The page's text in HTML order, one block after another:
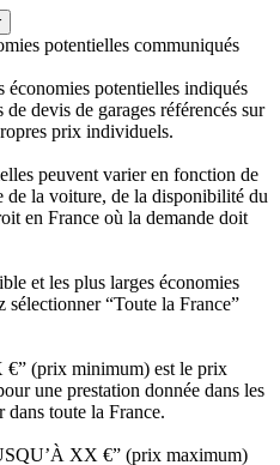
potentielles communiqués
potentielles indiqués
devis de garages référencés sur
prix individuels.
peuvent varier en fonction de
de la voiture, de la disponibilité du
en France où la demande doit
et les plus larges économies
sélectionner “Toute la France”
(prix minimum) est le prix
une prestation donnée dans les
dans toute la France.
XX €” (prix maximum)